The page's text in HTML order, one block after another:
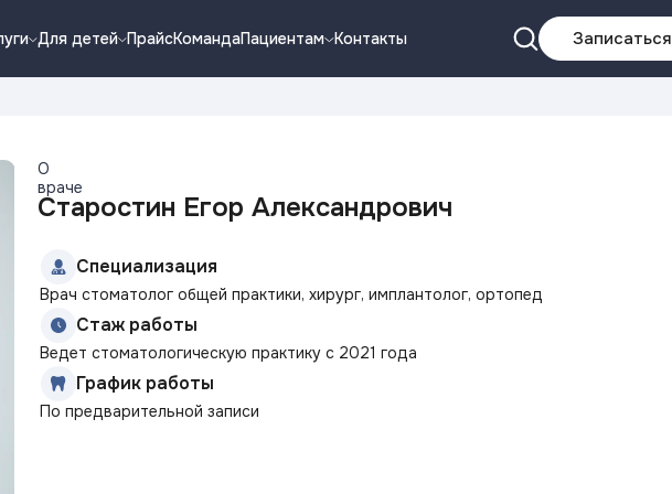
Для детей ПрайсКомандаПациентам Контакты Записаться
О
враче
Старостин Егор Александрович
Специализация
Врач стоматолог общей практики, хирург, имплантолог, ортопед
Стаж работы
Ведет стоматологическую практику с 2021 года
График работы
По предварительной записи